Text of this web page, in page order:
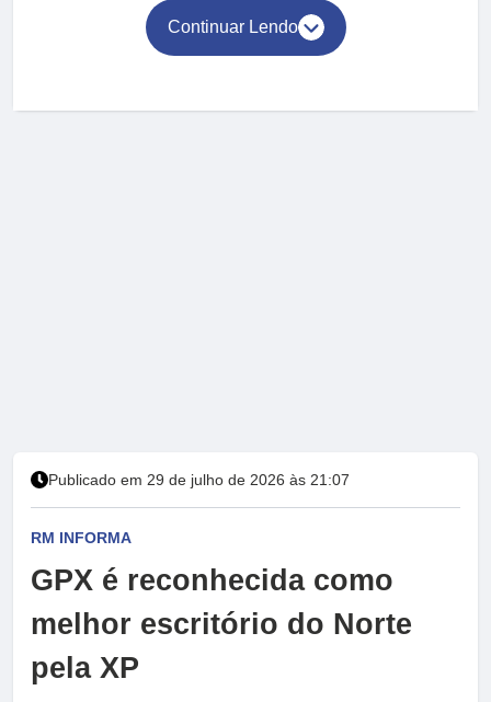
Continuar Lendo
Publicado em 29 de julho de 2026 às 21:07
RM INFORMA
GPX é reconhecida como
melhor escritório do Norte
pela XP